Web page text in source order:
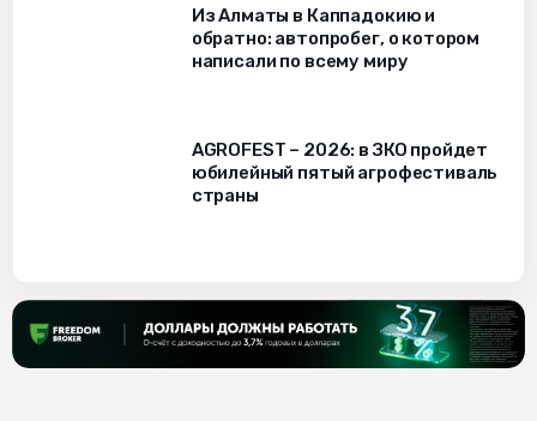
Из Алматы в Каппадокию и
обратно: автопробег, о котором
написали по всему миру
AGROFEST – 2026: в ЗКО пройдет
юбилейный пятый агрофестиваль
страны